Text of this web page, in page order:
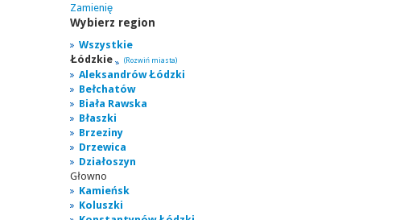
Zamienię
Wybierz region
Wszystkie
Łódzkie
(Rozwiń miasta)
Aleksandrów Łódzki
Bełchatów
Biała Rawska
Błaszki
Brzeziny
Drzewica
Działoszyn
Głowno
Kamieńsk
Koluszki